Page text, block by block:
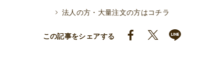
法人の方・大量注文の方はコチラ
この記事をシェアする